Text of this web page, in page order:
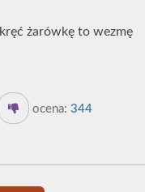
żarówkę to wezmę
ocena: 344